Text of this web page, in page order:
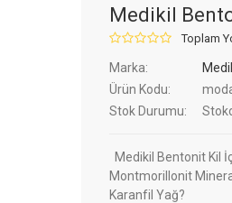
Medikil
Toplam
Marka:
Ürün Kodu:
Stok Durumu:
Medikil Bentonit Kil
Montmorillonit
Karanfil Yağ?